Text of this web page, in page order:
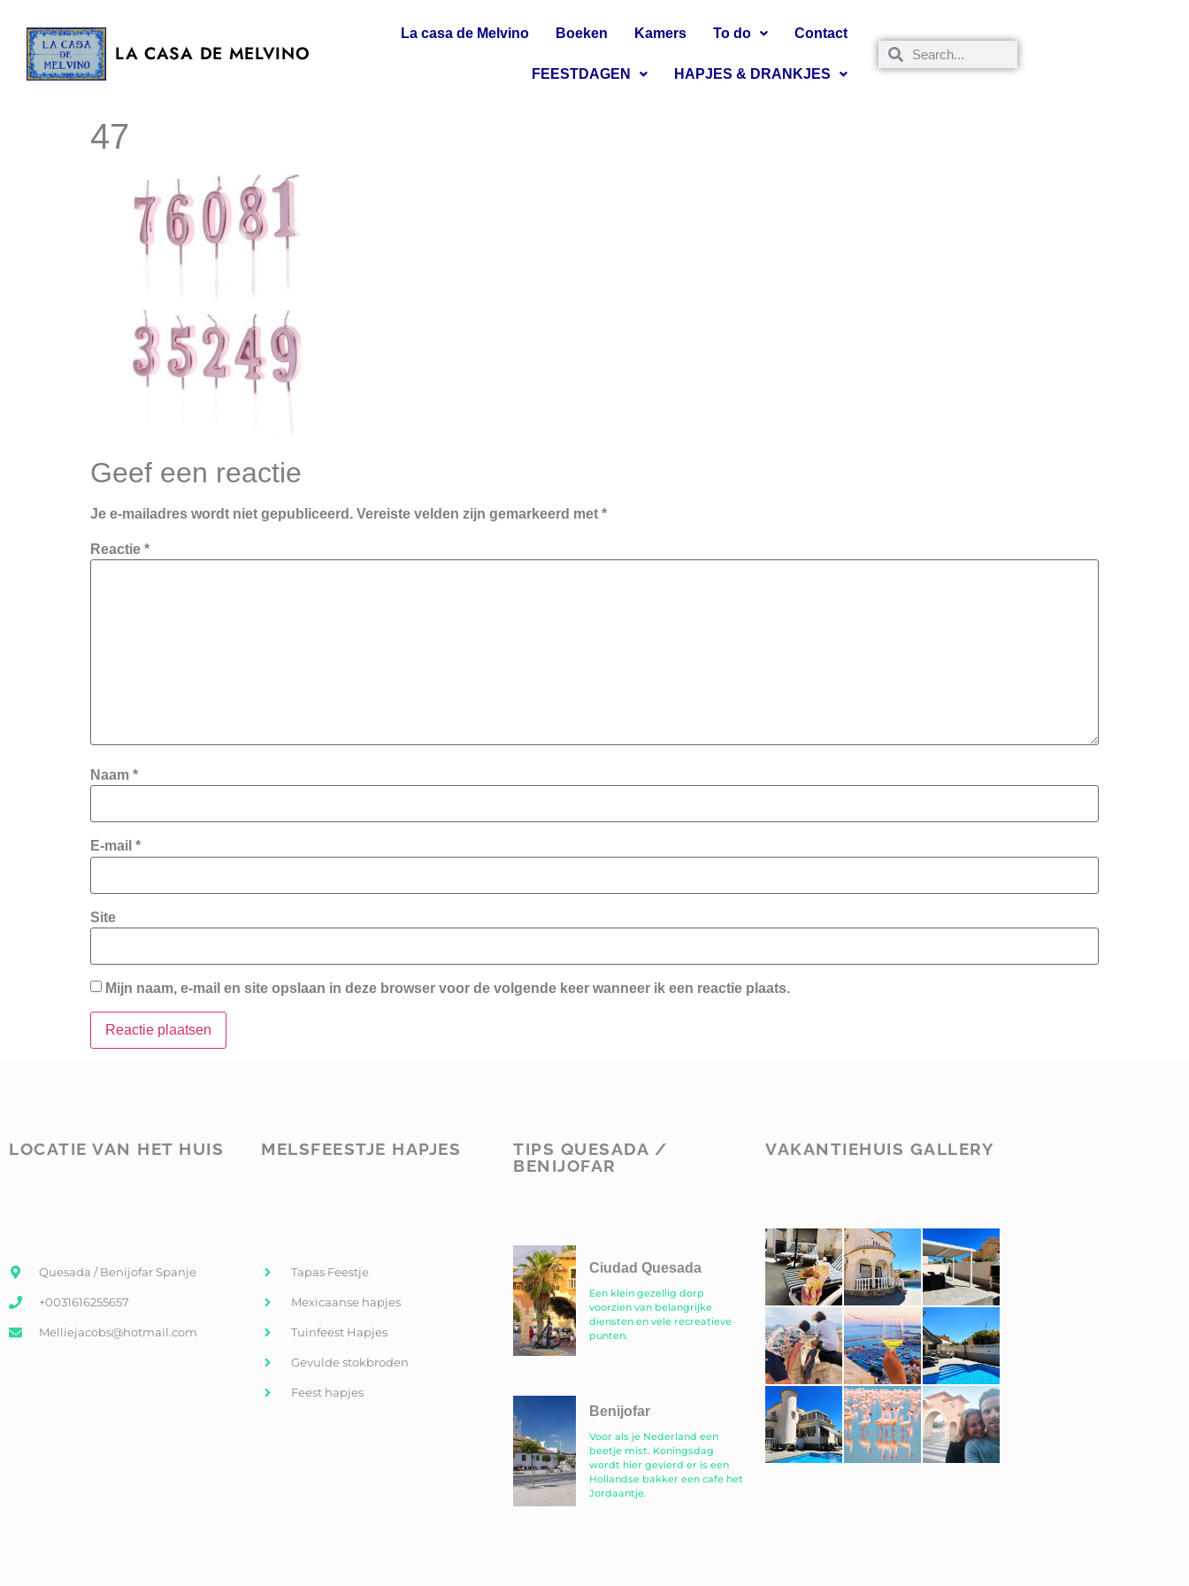
LA CASA DE MELVINO
La casa de Melvino Boeken Kamers To do Contact
FEESTDAGEN HAPJES & DRANKJES
47
Geef een reactie
Je e-mailadres wordt niet gepubliceerd. Vereiste velden zijn gemarkeerd met *
Reactie *
Naam *
E-mail *
Site
Mijn naam, e-mail en site opslaan in deze browser voor de volgende keer wanneer ik een reactie plaats.
LOCATIE VAN HET HUIS
Quesada / Benijofar Spanje
+0031616255657
Melliejacobs@hotmail.com
MELSFEESTJE HAPJES
Tapas Feestje
Mexicaanse hapjes
Tuinfeest Hapjes
Gevulde stokbroden
Feest hapjes
TIPS QUESADA /
BENIJOFAR
Ciudad Quesada
Een klein gezellig dorp
voorzien van belangrijke
diensten en vele recreatieve
punten.
Benijofar
Voor als je Nederland een
beetje mist. Koningsdag
wordt hier gevierd er is een
Hollandse bakker een cafe het
Jordaantje.
VAKANTIEHUIS GALLERY